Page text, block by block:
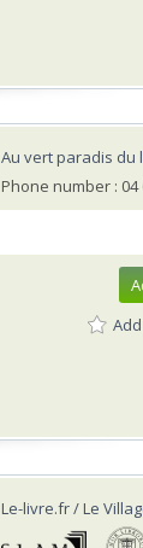
Au vert paradis du
Phone number : 04
Le-livre.fr / Le